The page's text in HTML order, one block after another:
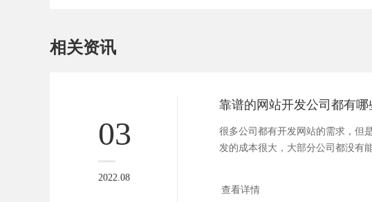
相关资讯
03
2022.08
靠谱的网站开发公司都有哪
很多公司都有开发网站的需求，但
发的成本很大，大部分公司都没有
查看详情